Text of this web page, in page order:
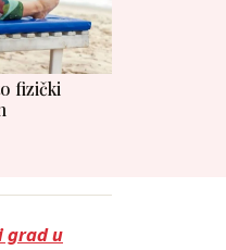
fizički
grad u